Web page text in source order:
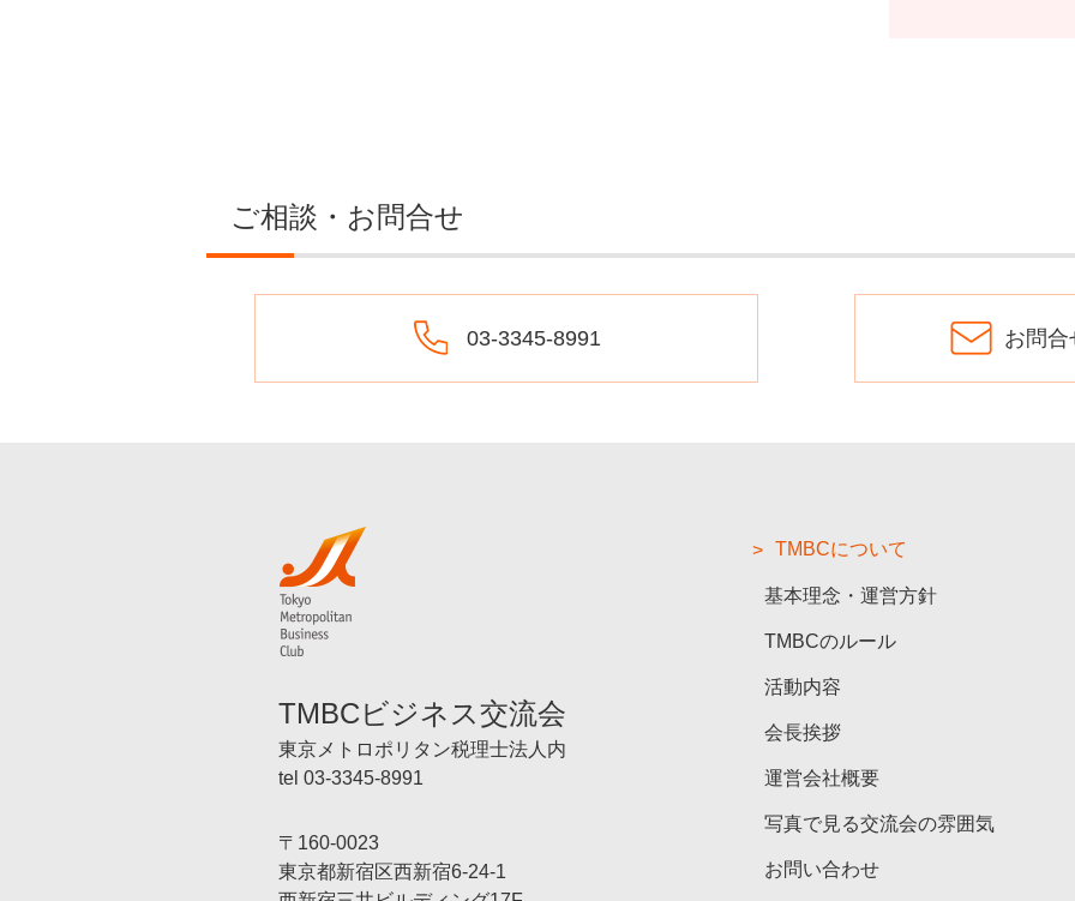
ご相談・お問合せ
03-3345-8991 お問合
TMBCビジネス交流会
東京メトロポリタン税理士法人内
tel 03-3345-8991
〒160-0023
東京都新宿区西新宿6-24-1
TMBCについて
基本理念・運営方針
TMBCのルール
活動内容
会長挨拶
運営会社概要
写真で見る交流会の雰囲気
お問い合わせ